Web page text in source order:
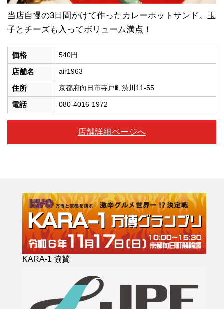
当店自慢の3日間かけて作ったカレーホットサンド。玉
子とチーズも入ってボリューム満点！
価格 540円
店舗名 air1963
住所 京都府向日市寺戸町渋川11-55
電話 080-4016-1972
店舗詳細ページへ
KARA-1 協賛